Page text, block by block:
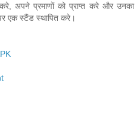
अपने प्रमाणों को प्राप्त करे और उनका
एक स्टैंड स्थापित करे।